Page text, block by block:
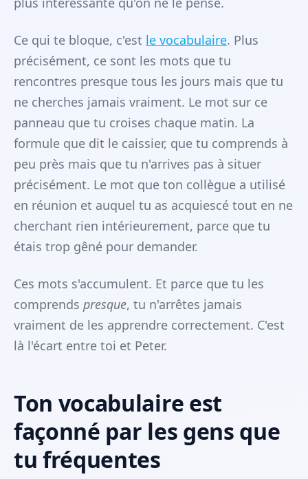
Ce qui te bloque, c'est le vocabulaire. Plus
précisément, ce sont les mots que tu
rencontres presque tous les jours mais que tu
ne cherches jamais vraiment. Le mot sur ce
panneau que tu croises chaque matin. La
formule que dit le caissier, que tu comprends à
peu près mais que tu n'arrives pas à situer
précisément. Le mot que ton collègue a utilisé
en réunion et auquel tu as acquiescé tout en ne
cherchant rien intérieurement, parce que tu
étais trop gêné pour demander.
Ces mots s'accumulent. Et parce que tu les
comprends presque, tu n'arrêtes jamais
vraiment de les apprendre correctement. C'est
là l'écart entre toi et Peter.
Ton vocabulaire est
façonné par les gens que
tu fréquentes